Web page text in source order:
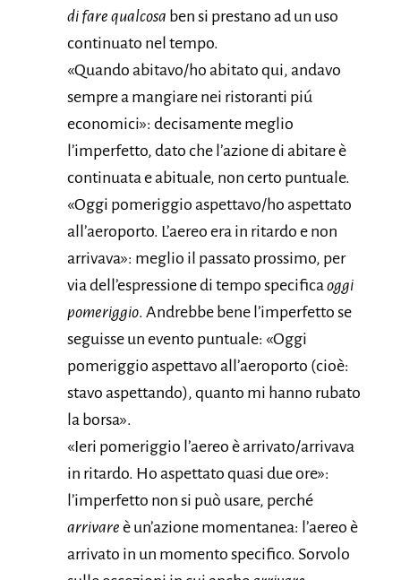
di fare qualcosa ben si prestano ad un uso
continuato nel tempo.
«Quando abitavo/ho abitato qui, andavo
sempre a mangiare nei ristoranti piú
economici»: decisamente meglio
l’imperfetto, dato che l’azione di abitare è
continuata e abituale, non certo puntuale.
«Oggi pomeriggio aspettavo/ho aspettato
all’aeroporto. L’aereo era in ritardo e non
arrivava»: meglio il passato prossimo, per
via dell’espressione di tempo specificaoggi
pomeriggio. Andrebbe bene l’imperfetto se
seguisse un evento puntuale: «Oggi
pomeriggio aspettavo all’aeroporto (cioè:
stavo aspettando), quanto mi hanno rubato
la borsa».
«Ieri pomeriggio l’aereo è arrivato/arrivava
in ritardo. Ho aspettato quasi due ore»:
l’imperfetto non si può usare, perché
arrivare è un’azione momentanea: l’aereo è
arrivato in un momento specifico. Sorvolo